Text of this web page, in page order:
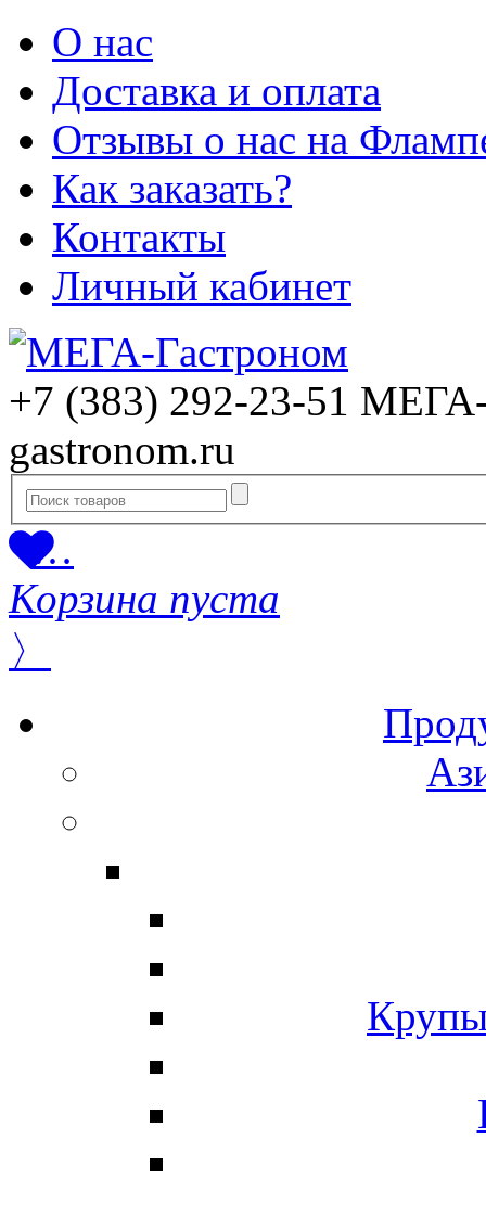
О нас
Доставка и оплата
Отзывы о нас на
Как заказать?
Контакты
Личный кабинет
+7 (383) 292-23-51 МЕГА-
gastronom.ru
…
Корзина пуста
〉